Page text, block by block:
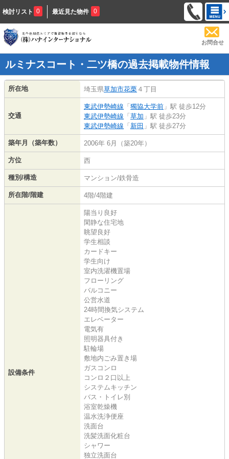
検討リスト 0 最近見た物件 0
お問合せ
ルミナスコート・二ツ橋の過去掲載物件情報
所在地 埼玉県草加市花栗 ４丁目
交通
東武伊勢崎線 「 獨協大学前 」駅 徒歩12分
東武伊勢崎線 「 草加 」駅 徒歩23分
東武伊勢崎線 「 新田 」駅 徒歩27分
築年月（築年数） 2006年 6月（築20年）
方位 西
種別/構造 マンション/鉄骨造
所在階/階建 4階/4階建
設備条件
陽当り良好
閑静な住宅地
眺望良好
学生相談
カードキー
学生向け
室内洗濯機置場
フローリング
バルコニー
公営水道
24時間換気システム
エレベーター
電気有
照明器具付き
駐輪場
敷地内ごみ置き場
ガスコンロ
コンロ２口以上
システムキッチン
バス・トイレ別
浴室乾燥機
温水洗浄便座
洗面台
洗髪洗面化粧台
シャワー
独立洗面台